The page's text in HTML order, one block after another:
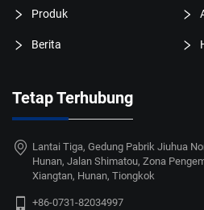
Produk
Berita
Tetap Terhubung
Lantai Tiga, Gedung Pabrik Jiuhua
Hunan, Jalan Shimatou, Zona
Xiangtan, Hunan, Tiongkok
+86-0731-82034997